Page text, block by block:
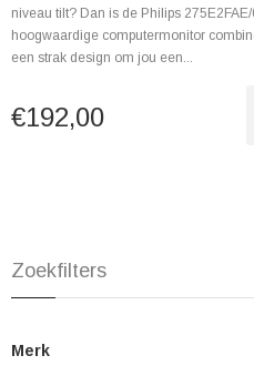
niveau tilt? Dan is de Philips
hoogwaardige computermonitor
een strak design om jou een...
€192,00
Zoekfilters
Merk